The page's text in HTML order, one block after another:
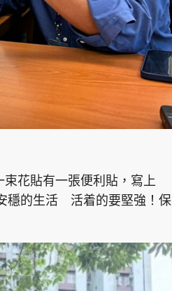
花貼有一張便利貼，寫上
穩的生活 活着的要堅強！保